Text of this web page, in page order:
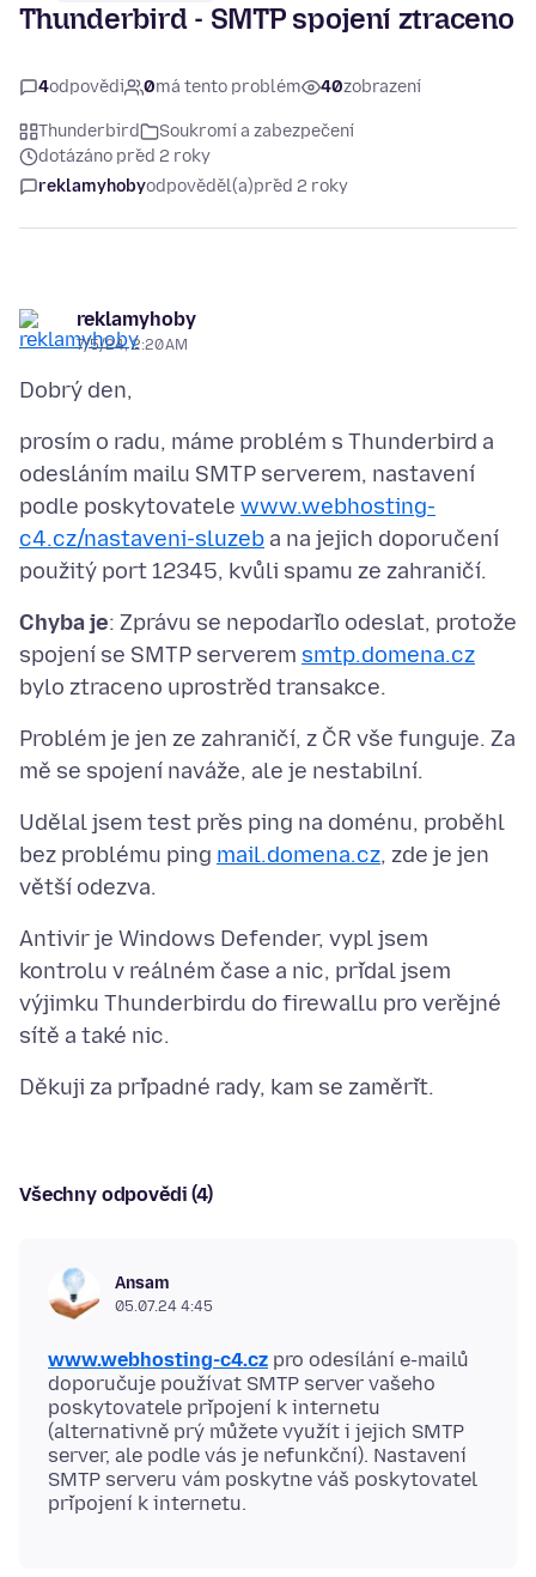
Thunderbird - SMTP spojení ztraceno
4odpovědi 0má tento problém 40zobrazení
Thunderbird
Soukromí a zabezpečení
dotázáno před 2 roky
reklamyhobyodpověděl(a)před 2 roky
reklamyhoby
7/5/24, 2:20 AM
prosím o radu, máme problém s Thunderbird a
odesláním mailu SMTP serverem, nastavení
podle poskytovatele www.webhosting-
c4.cz/nastaveni-sluzeb a na jejich doporučení
Chyba je: Zprávu se nepodařilo odeslat, protože
spojení se SMTP serverem smtp.domena.cz
Problém je jen ze zahraničí, z ČR vše funguje. Za
Udělal jsem test přes ping na doménu, proběhl
bez problému ping mail.domena.cz, zde je jen
Antivir je Windows Defender, vypl jsem
kontrolu v reálném čase a nic, přidal jsem
výjimku Thunderbirdu do firewallu pro veřejné
Všechny odpovědi (4)
Ansam
05.07.24 4:45
www.webhosting-c4.cz pro odesílání e-mailů
doporučuje používat SMTP server vašeho
poskytovatele připojení k internetu
(alternativně prý můžete využít i jejich SMTP
server, ale podle vás je nefunkční). Nastavení
SMTP serveru vám poskytne váš poskytovatel